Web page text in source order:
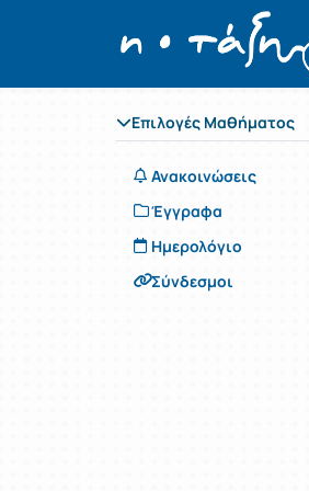
Επιλογές Μαθήματος
Ανακοινώσεις
Έγγραφα
Ημερολόγιο
Σύνδεσμοι